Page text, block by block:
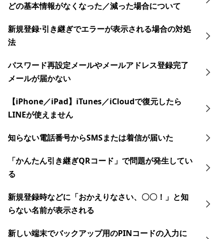
どの基本情報がなくなった／減った場合について
新規登録⋅引き継ぎでエラーが表示される場合の対処
法
パスワード再設定メールやメールアドレス登録完了
メールが届かない
【iPhone／iPad】iTunes／iCloudで復元したら
LINEが使えません
知らない電話番号からSMSまたは着信が届いた
「かんたん引き継ぎQRコード」で問題が発生してい
る
新規登録時などに「おかえりなさい、〇〇！」と知
らない名前が表示される
新しい端末でバックアップ用のPINコードの入力に